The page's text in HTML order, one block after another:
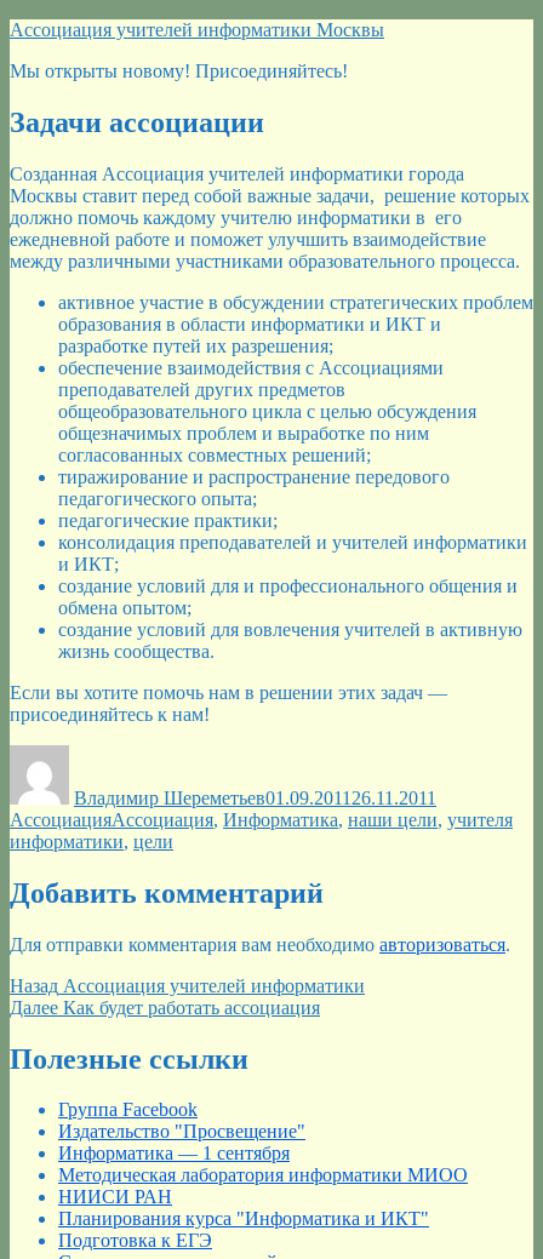
Перейти
содержимому
Ассоциация учителей информатики Москвы
Мы открыты новому! Присоединяйтесь!
Задачи ассоциации
Созданная Ассоциация учителей информатики города
Москвы ставит перед собой важные задачи, решение которых
должно помочь каждому учителю информатики в его
ежедневной работе и поможет улучшить взаимодействие
между различными участниками образовательного процесса.
активное участие в обсуждении стратегических проблем
образования в области информатики и ИКТ и
разработке путей их разрешения;
обеспечение взаимодействия с Ассоциациями
преподавателей других предметов
общеобразовательного цикла с целью обсуждения
общезначимых проблем и выработке по ним
согласованных совместных решений;
тиражирование и распространение передового
педагогического опыта;
педагогические практики;
консолидация преподавателей и учителей информатики
и ИКТ;
создание условий для и профессионального общения и
обмена опытом;
создание условий для вовлечения учителей в активную
жизнь сообщества.
Если вы хотите помочь нам в решении этих задач —
присоединяйтесь к нам!
Владимир Шереметьев01.09.2011 26.11.2011
АссоциацияМетки
Ассоциация, Информатика, наши цели, учителя
информатики, цели
Добавить комментарий
Для отправки комментария вам необходимо авторизоваться.
Навигация
по
записям
Назад Предыдущая
запись:
Ассоциация учителей информатики
Далее Следующая
Как будет работать ассоциация
Полезные ссылки
Группа Facebook
Издательство "Просвещение"
Информатика — 1 сентября
Методическая лаборатория информатики МИОО
НИИСИ РАН
Планирования курса "Информатика и ИКТ"
Подготовка к ЕГЭ